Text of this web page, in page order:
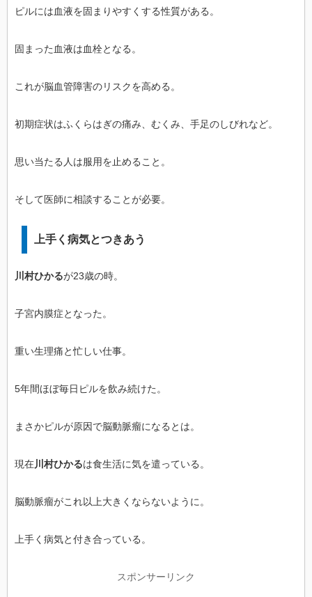
ピルには血液を固まりやすくする性質がある。
固まった血液は血栓となる。
これが脳血管障害のリスクを高める。
初期症状はふくらはぎの痛み、むくみ、手足のしびれなど。
思い当たる人は服用を止めること。
そして医師に相談することが必要。
上手く病気とつきあう
川村ひかるが23歳の時。
子宮内膜症となった。
重い生理痛と忙しい仕事。
5年間ほぼ毎日ピルを飲み続けた。
まさかピルが原因で脳動脈瘤になるとは。
現在川村ひかるは食生活に気を遣っている。
脳動脈瘤がこれ以上大きくならないように。
上手く病気と付き合っている。
スポンサーリンク